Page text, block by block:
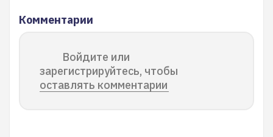
Комментарии
Войдите или
зарегистрируйтесь, чтобы
оставлять комментарии